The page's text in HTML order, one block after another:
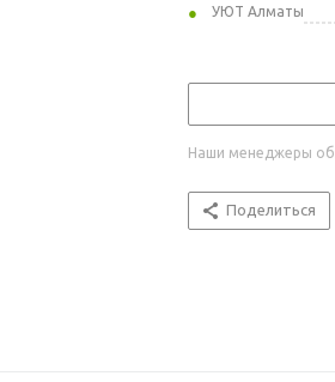
УЮТ Алматы
Наши менеджеры
Поделиться